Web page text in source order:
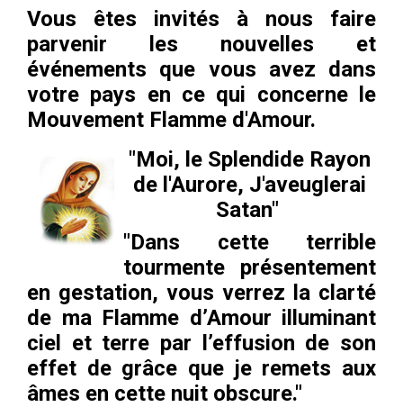
Vous êtes invités à nous faire
parvenir les nouvelles et
événements que vous avez dans
votre pays en ce qui concerne le
Mouvement Flamme d'Amour.
"Moi, le Splendide Rayon
de l'Aurore, J'aveuglerai
Satan"
"Dans cette terrible
tourmente présentement
en gestation, vous verrez la clarté
de ma Flamme d’Amour illuminant
ciel et terre par l’effusion de son
effet de grâce que je remets aux
âmes en cette nuit obscure."